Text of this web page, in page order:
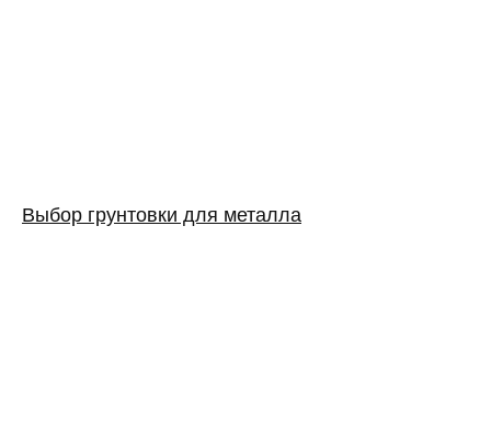
Выбор грунтовки для металла